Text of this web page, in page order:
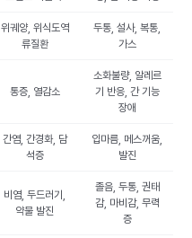
위궤양, 위식도역
류질환
두통, 설사, 복통,
가스
통증, 열감소
소화불량, 알레르
기 반응, 간 기능
장애
간염, 간경화, 담
석증
입마름, 메스꺼움,
발진
비염, 두드러기,
약물 발진
졸음, 두통, 권태
감, 마비감, 무력
증